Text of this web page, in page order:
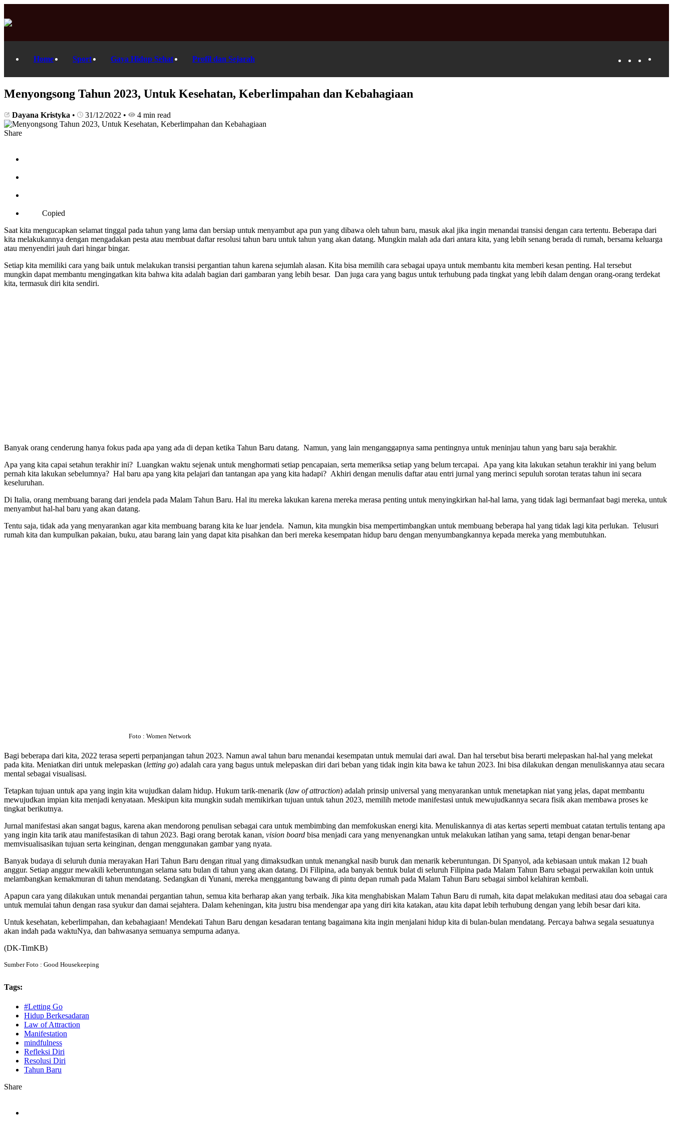
Home Sport Gaya Hidup Sehat Profil dan Sejarah
Menyongsong Tahun 2023, Untuk Kesehatan, Keberlimpahan dan Kebahagiaan
Dayana Kristyka • 31/12/2022 • 4 min read
Share
Copied
Saat kita mengucapkan selamat tinggal pada tahun yang lama dan bersiap untuk menyambut apa pun yang dibawa oleh tahun baru, masuk akal jika ingin menandai transisi dengan cara tertentu. Beberapa dari
kita melakukannya dengan mengadakan pesta atau membuat daftar resolusi tahun baru untuk tahun yang akan datang. Mungkin malah ada dari antara kita, yang lebih senang berada di rumah, bersama keluarga
atau menyendiri jauh dari hingar bingar.
Setiap kita memiliki cara yang baik untuk melakukan transisi pergantian tahun karena sejumlah alasan. Kita bisa memilih cara sebagai upaya untuk membantu kita memberi kesan penting. Hal tersebut
mungkin dapat membantu mengingatkan kita bahwa kita adalah bagian dari gambaran yang lebih besar. Dan juga cara yang bagus untuk terhubung pada tingkat yang lebih dalam dengan orang-orang terdekat
kita, termasuk diri kita sendiri.
Banyak orang cenderung hanya fokus pada apa yang ada di depan ketika Tahun Baru datang. Namun, yang lain menganggapnya sama pentingnya untuk meninjau tahun yang baru saja berakhir.
Apa yang kita capai setahun terakhir ini? Luangkan waktu sejenak untuk menghormati setiap pencapaian, serta memeriksa setiap yang belum tercapai. Apa yang kita lakukan setahun terakhir ini yang belum
pernah kita lakukan sebelumnya? Hal baru apa yang kita pelajari dan tantangan apa yang kita hadapi? Akhiri dengan menulis daftar atau entri jurnal yang merinci sepuluh sorotan teratas tahun ini secara
keseluruhan.
Di Italia, orang membuang barang dari jendela pada Malam Tahun Baru. Hal itu mereka lakukan karena mereka merasa penting untuk menyingkirkan hal-hal lama, yang tidak lagi bermanfaat bagi mereka, untuk
menyambut hal-hal baru yang akan datang.
Tentu saja, tidak ada yang menyarankan agar kita membuang barang kita ke luar jendela. Namun, kita mungkin bisa mempertimbangkan untuk membuang beberapa hal yang tidak lagi kita perlukan. Telusuri
rumah kita dan kumpulkan pakaian, buku, atau barang lain yang dapat kita pisahkan dan beri mereka kesempatan hidup baru dengan menyumbangkannya kepada mereka yang membutuhkan.
Foto : Women Network
Bagi beberapa dari kita, 2022 terasa seperti perpanjangan tahun 2023. Namun awal tahun baru menandai kesempatan untuk memulai dari awal. Dan hal tersebut bisa berarti melepaskan hal-hal yang melekat
pada kita. Meniatkan diri untuk melepaskan (letting go) adalah cara yang bagus untuk melepaskan diri dari beban yang tidak ingin kita bawa ke tahun 2023. Ini bisa dilakukan dengan menuliskannya atau secara
mental sebagai visualisasi.
Tetapkan tujuan untuk apa yang ingin kita wujudkan dalam hidup. Hukum tarik-menarik (law of attraction) adalah prinsip universal yang menyarankan untuk menetapkan niat yang jelas, dapat membantu
mewujudkan impian kita menjadi kenyataan. Meskipun kita mungkin sudah memikirkan tujuan untuk tahun 2023, memilih metode manifestasi untuk mewujudkannya secara fisik akan membawa proses ke
tingkat berikutnya.
Jurnal manifestasi akan sangat bagus, karena akan mendorong penulisan sebagai cara untuk membimbing dan memfokuskan energi kita. Menuliskannya di atas kertas seperti membuat catatan tertulis tentang apa
yang ingin kita tarik atau manifestasikan di tahun 2023. Bagi orang berotak kanan, vision board bisa menjadi cara yang menyenangkan untuk melakukan latihan yang sama, tetapi dengan benar-benar
memvisualisasikan tujuan serta keinginan, dengan menggunakan gambar yang nyata.
Banyak budaya di seluruh dunia merayakan Hari Tahun Baru dengan ritual yang dimaksudkan untuk menangkal nasib buruk dan menarik keberuntungan. Di Spanyol, ada kebiasaan untuk makan 12 buah
anggur. Setiap anggur mewakili keberuntungan selama satu bulan di tahun yang akan datang. Di Filipina, ada banyak bentuk bulat di seluruh Filipina pada Malam Tahun Baru sebagai perwakilan koin untuk
melambangkan kemakmuran di tahun mendatang. Sedangkan di Yunani, mereka menggantung bawang di pintu depan rumah pada Malam Tahun Baru sebagai simbol kelahiran kembali.
Apapun cara yang dilakukan untuk menandai pergantian tahun, semua kita berharap akan yang terbaik. Jika kita menghabiskan Malam Tahun Baru di rumah, kita dapat melakukan meditasi atau doa sebagai cara
untuk memulai tahun dengan rasa syukur dan damai sejahtera. Dalam keheningan, kita justru bisa mendengar apa yang diri kita katakan, atau kita dapat lebih terhubung dengan yang lebih besar dari kita.
Untuk kesehatan, keberlimpahan, dan kebahagiaan! Mendekati Tahun Baru dengan kesadaran tentang bagaimana kita ingin menjalani hidup kita di bulan-bulan mendatang. Percaya bahwa segala sesuatunya
akan indah pada waktuNya, dan bahwasanya semuanya sempurna adanya.
(DK-TimKB)
Sumber Foto : Good Housekeeping
Tags:
#Letting Go
Hidup Berkesadaran
Law of Attraction
Manifestation
mindfulness
Refleksi Diri
Resolusi Diri
Tahun Baru
Share